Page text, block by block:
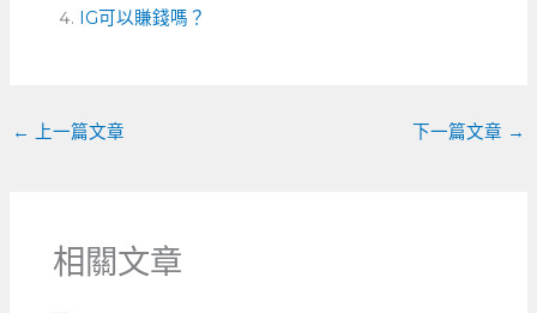
IG可以賺錢嗎？
← 上一篇文章 下一篇文章 →
相關文章